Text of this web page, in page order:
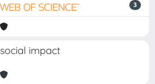
3
social impact